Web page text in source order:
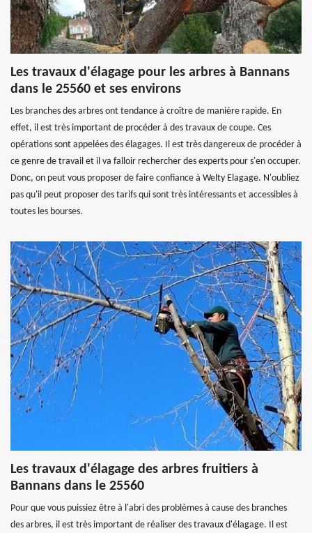
Les travaux d'élagage pour les arbres à Bannans
dans le 25560 et ses environs
Les branches des arbres ont tendance à croître de manière rapide. En
effet, il est très important de procéder à des travaux de coupe. Ces
opérations sont appelées des élagages. Il est très dangereux de procéder à
ce genre de travail et il va falloir rechercher des experts pour s'en occuper.
Donc, on peut vous proposer de faire confiance à Welty Elagage. N'oubliez
pas qu'il peut proposer des tarifs qui sont très intéressants et accessibles à
toutes les bourses.
Les travaux d'élagage des arbres fruitiers à
Bannans dans le 25560
Pour que vous puissiez être à l'abri des problèmes à cause des branches
des arbres, il est très important de réaliser des travaux d'élagage. Il est